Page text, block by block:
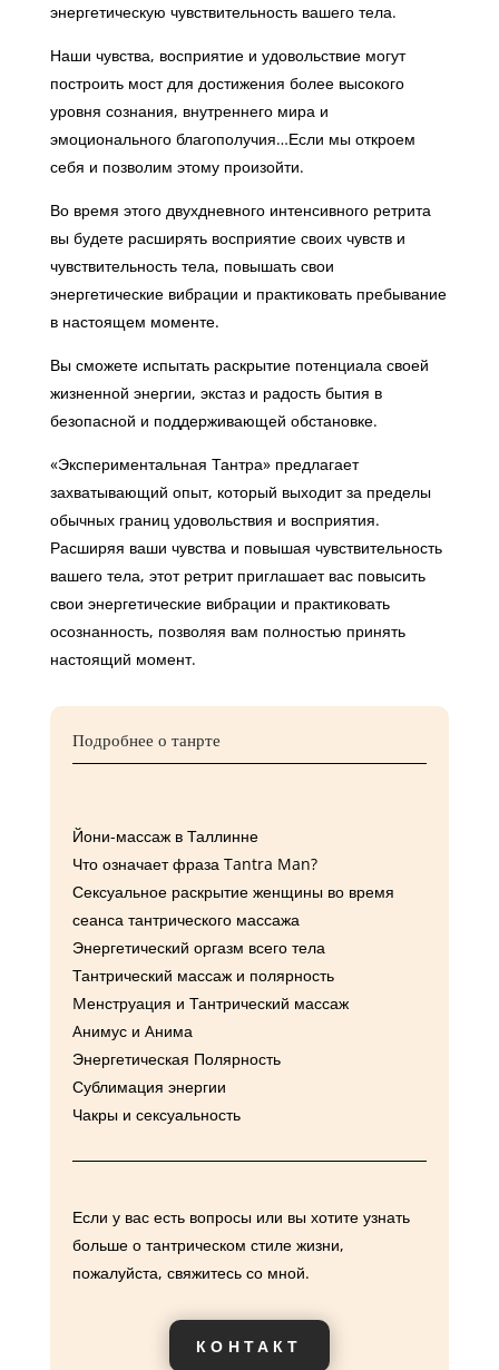
энергетическую чувствительность вашего тела.
Наши чувства, восприятие и удовольствие могут
построить мост для достижения более высокого
уровня сознания, внутреннего мира и
эмоционального благополучия…Если мы откроем
себя и позволим этому произойти.
Во время этого двухдневного интенсивного ретрита
вы будете расширять восприятие своих чувств и
чувствительность тела, повышать свои
энергетические вибрации и практиковать пребывание
в настоящем моменте.
Вы сможете испытать раскрытие потенциала своей
жизненной энергии, экстаз и радость бытия в
безопасной и поддерживающей обстановке.
«Экспериментальная Тантра» предлагает
захватывающий опыт, который выходит за пределы
обычных границ удовольствия и восприятия.
Расширяя ваши чувства и повышая чувствительность
вашего тела, этот ретрит приглашает вас повысить
свои энергетические вибрации и практиковать
осознанность, позволяя вам полностью принять
настоящий момент.
Подробнее о танрте
Йони-массаж в Таллинне
Что означает фраза Tantra Man?
Сексуальное раскрытие женщины во время
сеанса тантрического массажа
Энергетический оргазм всего тела
Тантрический массаж и полярность
Mенструация и Тантрический массаж
Aнимус и Aнима
Энергетическая Полярность
Сублимация энергии
Чакры и сексуальность
Если у вас есть вопросы или вы хотите узнать
больше о тантрическом стиле жизни,
пожалуйста, свяжитесь со мной.
КОНТАКТ